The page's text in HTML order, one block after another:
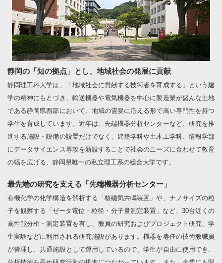
静岡の「知の拠点」とし、地域社会の発展に貢献
静岡理工科大学は、「地域社会に貢献する技術者を育成する」という建
学の精神にもとづき、輸送機器や電気機器を中心に製造業が盛んな土地
である静岡県西部において、地域の需要に応える形で高い専門性を持つ
学生を育成しています。近年は、先端機器分析センターなど、研究を推
進する施設・設備の設置だけでなく、建築学科や土木工学科、情報学部
にデータサイエンス専攻を新設することで社会のニーズに合わせて教育
の幅を広げる、静岡県唯一の私立理工系の総合大学です。
最先端の研究を支える「先端機器分析センター」
有機化学の化学構造を解析する「核磁気共鳴装置」や、ナノサイズの粒
子を観察する「ゼータ電位・粒径・分子量測定装置」など、30台近くの
高性能分析・測定装置を有し、教員の研究およびプロジェクト研究、学
生実験などに利用される研究施設があります。機器を専任の技術教職員
が管理し、共通施設として運用しているので、学生が自由に使用でき、